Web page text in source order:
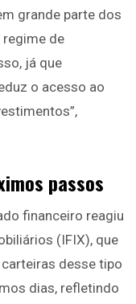
grande parte dos
regime de
já que
o acesso ao
passos
financeiro reagiu
(IFIX), que
desse tipo
dias, refletindo